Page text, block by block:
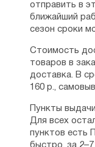
отправить в
ближайший
сезон сроки
Стоимость
товаров в
доставка. В
160 р.,
Пункты
Для всех
пунктов есть
быстро, за